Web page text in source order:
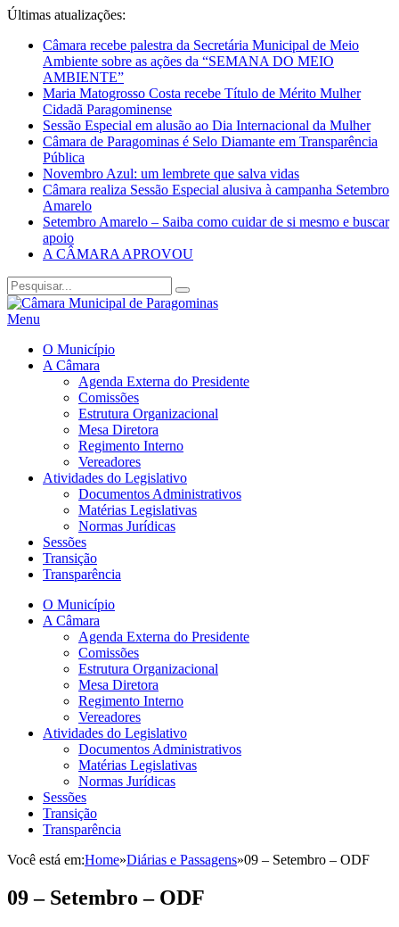
Últimas atualizações:
Câmara recebe palestra da Secretária Municipal de Meio
Ambiente sobre as ações da “SEMANA DO MEIO
AMBIENTE”
Maria Matogrosso Costa recebe Título de Mérito Mulher
Cidadã Paragominense
Sessão Especial em alusão ao Dia Internacional da Mulher
Câmara de Paragominas é Selo Diamante em Transparência
Pública
Novembro Azul: um lembrete que salva vidas
Câmara realiza Sessão Especial alusiva à campanha Setembro
Amarelo
Setembro Amarelo – Saiba como cuidar de si mesmo e buscar
apoio
A CÂMARA APROVOU
Menu
O Município
A Câmara
Agenda Externa do Presidente
Comissões
Estrutura Organizacional
Mesa Diretora
Regimento Interno
Vereadores
Atividades do Legislativo
Documentos Administrativos
Matérias Legislativas
Normas Jurídicas
Sessões
Transição
Transparência
O Município
A Câmara
Agenda Externa do Presidente
Comissões
Estrutura Organizacional
Mesa Diretora
Regimento Interno
Vereadores
Atividades do Legislativo
Documentos Administrativos
Matérias Legislativas
Normas Jurídicas
Sessões
Transição
Transparência
Você está em:Home»Diárias e Passagens»09 – Setembro – ODF
09 – Setembro – ODF